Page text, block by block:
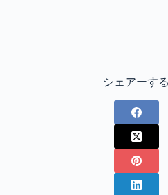
シェアーする